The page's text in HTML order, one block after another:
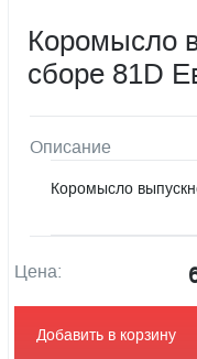
Коромысло
сборе 81D
Описание
Коромысло
Цена:
Добавить в корзину